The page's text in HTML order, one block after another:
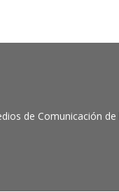
de Comunicación de